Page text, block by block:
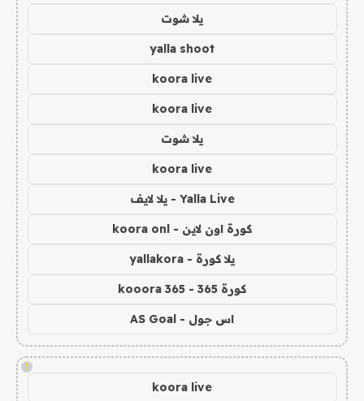
يلا شوت
yalla shoot
koora live
koora live
يلا شوت
koora live
Yalla Live - يلا لايف
كورة اون لاين - koora onl
يلا كورة - yallakora
كورة 365 - kooora 365
اس جول - AS Goal
!
koora live